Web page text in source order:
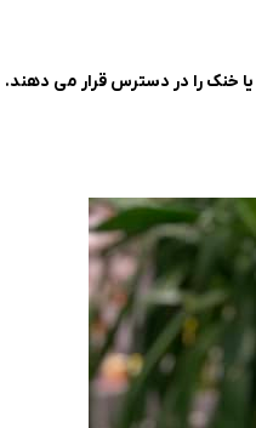
خنک را در دسترس قرار می دهند.